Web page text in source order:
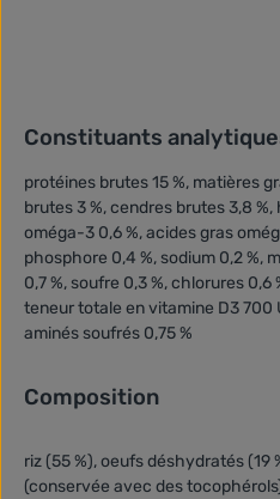
Constituants
protéines brutes 15 %, matières
brutes 3 %, cendres brutes 3,8
oméga-3 0,6 %, acides gras
phosphore 0,4 %, sodium 0,2 %,
0,7 %, soufre 0,3 %, chlorures
teneur totale en vitamine D3 700
aminés soufrés 0,75 %
Composition
riz (55 %), oeufs déshydratés (19
(conservée avec des